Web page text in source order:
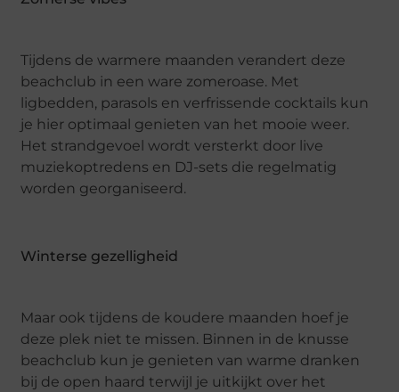
Tijdens de warmere maanden verandert deze
beachclub in een ware zomeroase. Met
ligbedden, parasols en verfrissende cocktails kun
je hier optimaal genieten van het mooie weer.
Het strandgevoel wordt versterkt door live
muziekoptredens en DJ-sets die regelmatig
worden georganiseerd.
Winterse gezelligheid
Maar ook tijdens de koudere maanden hoef je
deze plek niet te missen. Binnen in de knusse
beachclub kun je genieten van warme dranken
bij de open haard terwijl je uitkijkt over het